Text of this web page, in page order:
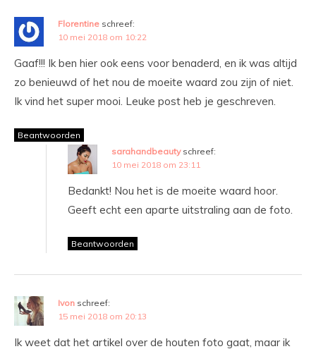
Florentine schreef:
10 mei 2018 om 10:22
Gaaf!!! Ik ben hier ook eens voor benaderd, en ik was altijd
zo benieuwd of het nou de moeite waard zou zijn of niet.
Ik vind het super mooi. Leuke post heb je geschreven.
Beantwoorden
sarahandbeauty schreef:
10 mei 2018 om 23:11
Bedankt! Nou het is de moeite waard hoor.
Geeft echt een aparte uitstraling aan de foto.
Beantwoorden
Ivon schreef:
15 mei 2018 om 20:13
Ik weet dat het artikel over de houten foto gaat, maar ik